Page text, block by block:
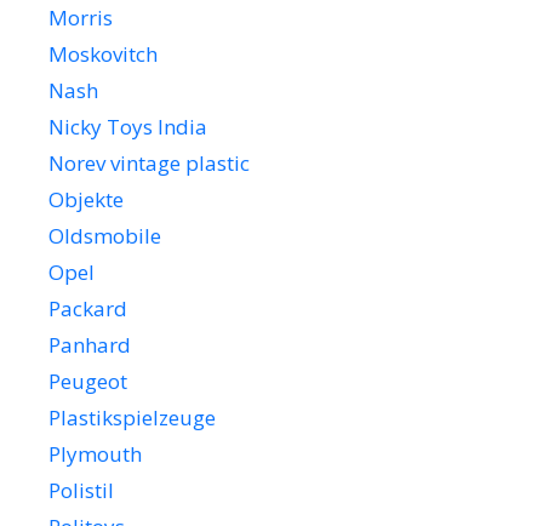
Morris
Moskovitch
Nash
Nicky Toys India
Norev vintage plastic
Objekte
Oldsmobile
Opel
Packard
Panhard
Peugeot
Plastikspielzeuge
Plymouth
Polistil